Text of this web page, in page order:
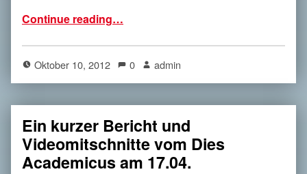
Continue reading…
Oktober 10, 2012 0 admin
Ein kurzer Bericht und
Videomitschnitte vom Dies
Academicus am 17.04.